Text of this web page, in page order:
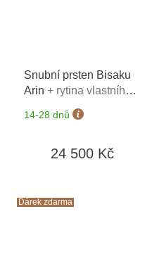
Snubní prsten Bisaku
Arin + rytina vlastního
textu na oba prsteny*
14-28 dnů
24 500 Kč
Dárek zdarma